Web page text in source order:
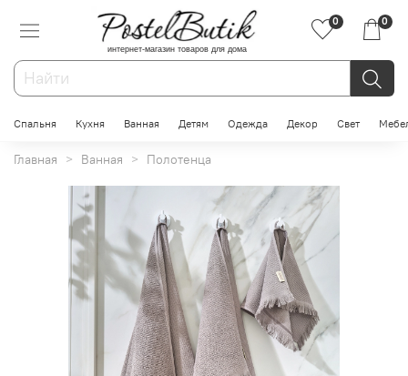
интернет-магазин товаров для дома
0 0
Спальня Кухня Ванная Детям Одежда Декор Свет
Главная Ванная Полотенца